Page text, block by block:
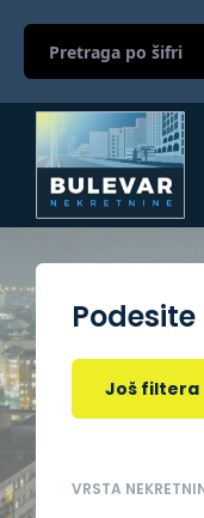
Još filtera
VRSTA